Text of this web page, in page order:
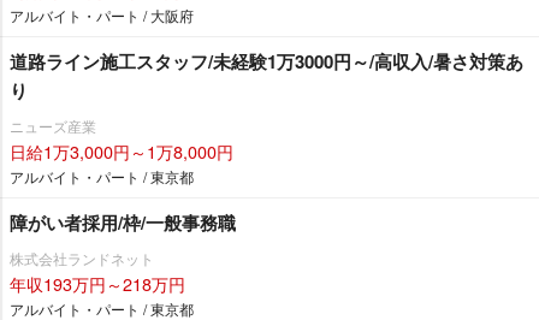
アルバイト・パート / 大阪府
道路ライン施工スタッフ/未経験1万3000円～/高収入/暑さ対策あ
り
ニューズ産業
日給1万3,000円～1万8,000円
アルバイト・パート / 東京都
障がい者採用/枠/一般事務職
株式会社ランドネット
年収193万円～218万円
アルバイト・パート / 東京都